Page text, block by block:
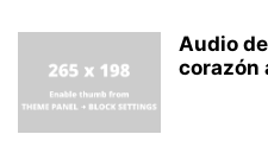
Audio
corazón